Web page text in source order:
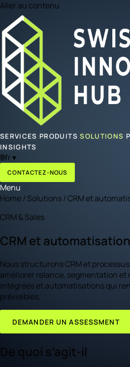
Aller au contenu
SERVICES PRODUITSSOLUTIONS
INSIGHTS
🌐fr▾
CONTACTEZ-NOUS
Menu
Home/ Solutions/CRM et
CRM & Sales
CRM et automatisation
Nous structurons CRM et
améliorer relance, segmentation
intégrées et automatisations qui
prévisibles.
DEMANDER UN ASSESSMENT
De quoi s’agit-il